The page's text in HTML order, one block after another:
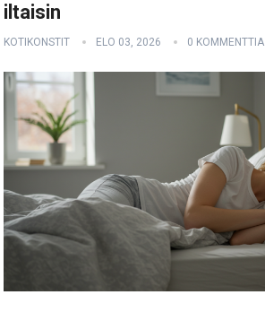
iltaisin
KOTIKONSTIT ELO 03, 2026 0 KOMMENTTIA